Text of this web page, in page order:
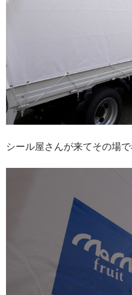
シール屋さんが来てその場